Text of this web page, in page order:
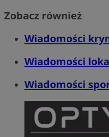
Zobacz również
Wiadomości
Wiadomości
Wiadomości